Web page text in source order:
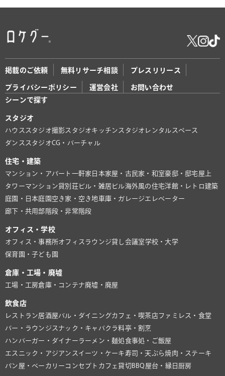
掲載のご依頼 無料リサーチ相談 プレスリリース
プライバシーポリシー 運営会社
お問い合わせ
シーンで探す
スタジオ
ハウススタジオ撮影スタジオキッチンスタジオ レンタルスペース
ダンススタジオCG・バーチャル
住宅・建築
マンション・アパート 一軒家 日本家屋・古民家・和室豪邸・邸宅屋上
タワーマンション貸別荘ビル・雑居ビル海外風の住宅洋館・レトロ建築
庭園・日本庭園 空き家・空き地 車庫・ガレージ エレベーター
廊下・共用部 階段・非常階段
オフィス・学校
オフィス・事務所オフィスラウンジ貸し会議室学校・大学
保育園・子ども園
倉庫・工場・廃墟
工場・工房倉庫・コンテナ廃墟・廃屋
飲食店
レストラン居酒屋バル・ダイニングカフェ・喫茶店ファミレス・食堂
バー・ラウンジ スナック・キャバクラ料亭・割烹
ハンバーガー・ダイナーラーメン・麺処食事処・ご飯屋
エスニック・アジアン スイーツ・ケーキ寿司・天ぷら焼肉・ステーキ
パン屋・ベーカリー コンセプトカフェ貸切BBQ 屋台・縁日 厨房